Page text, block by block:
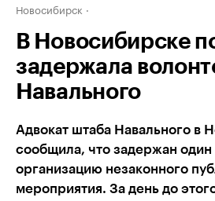
Новосибирск
В Новосибирске
задержала
Навального
Адвокат штаба Навального в
сообщила, что задержан один
организацию незаконного
мероприятия. За день до